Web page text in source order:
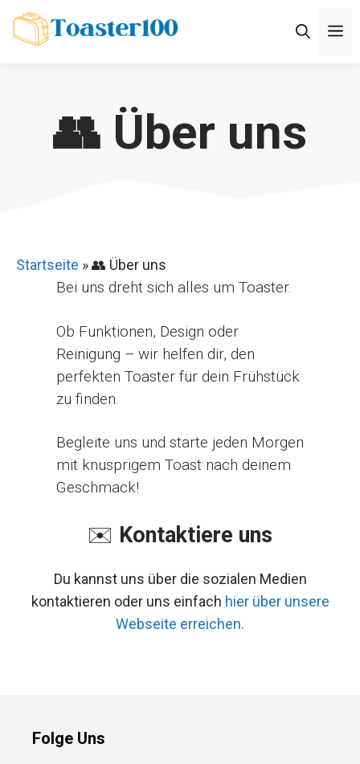
Zum
Inhalt
👥 Über uns
Startseite »👥 Über uns
Bei uns dreht sich alles um Toaster.
Ob Funktionen, Design oder
Reinigung – wir helfen dir, den
perfekten Toaster für dein Frühstück
zu finden.
Begleite uns und starte jeden Morgen
mit knusprigem Toast nach deinem
Geschmack!
✉️ Kontaktiere uns
Du kannst uns über die sozialen Medien
kontaktieren oder uns einfach hier über unsere
Webseite erreichen.
Folge Uns